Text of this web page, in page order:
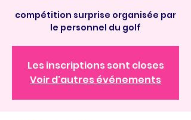
compétition surprise organisée par
le personnel du golf
Les inscriptions sont closes
Voir d'autres événements